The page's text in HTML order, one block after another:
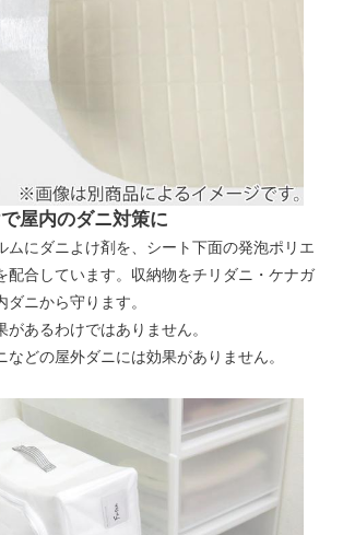
屋内のダニ対策に
ムにダニよけ剤を、シート下面の発泡ポリエ
配合しています。収納物をチリダニ・ケナガ
ニから守ります。
あるわけではありません。
どの屋外ダニには効果がありません。